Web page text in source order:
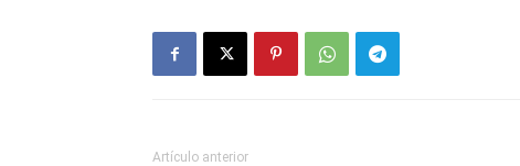
Artículo anterior